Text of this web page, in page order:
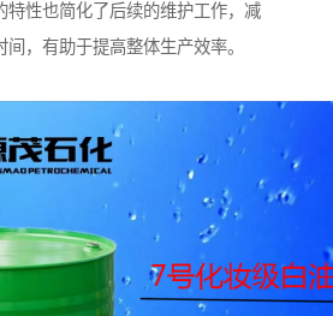
特性也简化了后续的维护工作，减
，有助于提高整体生产效率。